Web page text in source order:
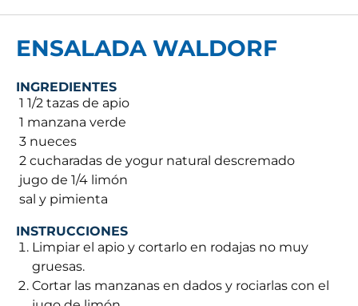
ENSALADA WALDORF
INGREDIENTES
 1 1/2 tazas de apio
 1 manzana verde
 3 nueces
 2 cucharadas de yogur natural descremado
 jugo de 1/4 limón
 sal y pimienta
INSTRUCCIONES
Limpiar el apio y cortarlo en rodajas no muy
gruesas.
Cortar las manzanas en dados y rociarlas con el